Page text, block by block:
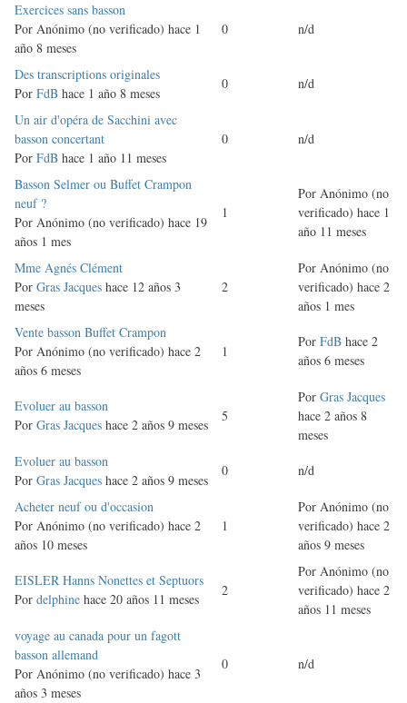
Discusión
normal
Exercices sans basson
Por Anónimo (no verificado) hace 1
año 8 meses
0 n/d
Discusión
normal
Des transcriptions originales
Por FdB hace 1 año 8 meses
0 n/d
Discusión
normal
Un air d'opéra de Sacchini avec
basson concertant
Por FdB hace 1 año 11 meses
0 n/d
Discusión
normal
Basson Selmer ou Buffet Crampon
neuf ?
Por Anónimo (no verificado) hace 19
años 1 mes
1
Por Anónimo (no
verificado) hace 1
año 11 meses
Discusión
normal
Mme Agnés Clément
Por Gras Jacques hace 12 años 3
meses
2
Por Anónimo (no
verificado) hace 2
años 1 mes
Discusión
normal
Vente basson Buffet Crampon
Por Anónimo (no verificado) hace 2
años 6 meses
1
Por FdB hace 2
años 6 meses
Discusión
normal
Evoluer au basson
Por Gras Jacques hace 2 años 9 meses
5
Por Gras Jacques
hace 2 años 8
meses
Discusión
normal
Evoluer au basson
Por Gras Jacques hace 2 años 9 meses
0 n/d
Discusión
normal
Acheter neuf ou d'occasion
Por Anónimo (no verificado) hace 2
años 10 meses
1
Por Anónimo (no
verificado) hace 2
años 9 meses
Discusión
normal
EISLER Hanns Nonettes et Septuors
Por delphine hace 20 años 11 meses
2
Por Anónimo (no
verificado) hace 2
años 11 meses
Discusión
normal
voyage au canada pour un fagott
basson allemand
Por Anónimo (no verificado) hace 3
años 3 meses
0 n/d